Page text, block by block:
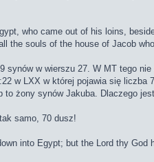
who came out of his loins,
the souls of the house of Jacob
synów w wierszu 27. W MT tego
w LXX w której pojawia się
to żony synów Jakuba. Dlaczego
samo, 70 dusz!
into Egypt; but the Lord thy